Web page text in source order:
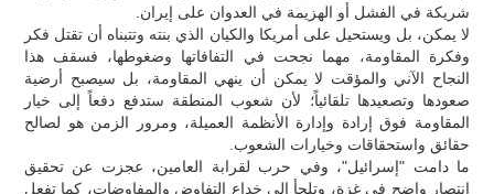
شریكة في الفشل أو الهزيمة في العدوان على إیران.
لا يمكن، بل ويستحيل على أمريكا والكيان الذي بنته وتتبناه أن تقتل فكر
وفكرة المقاومة، مهما نجحت في التفافاتها وضغوطها، فسقف هذا
النجاح الآني والمؤقت لا يمكن أن ينهي المقاومة، بل سيصبح أرضية
صعودها وتصعيدها تلقائياً؛ لأن شعوب المنطقة ستدفع دفعاً إلى خيار
المقاومة فوق إرادة وإدارة الأنظمة العميلة، ومرور الزمن هو لصالح
حقائق واستحقاقات وخيارات الشعوب.
ما دامت "إسرائيل"، وفي حرب لقرابة العامين، عجزت عن تحقيق
انتصار واضح في غزة، وتلجأ إلى خداع التفاوض والمفاوضات، كما تفعل